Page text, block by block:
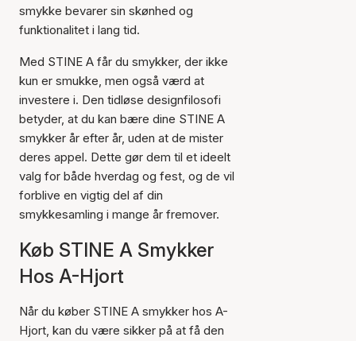
smykke bevarer sin skønhed og
funktionalitet i lang tid.
Med STINE A får du smykker, der ikke
kun er smukke, men også værd at
investere i. Den tidløse designfilosofi
betyder, at du kan bære dine STINE A
smykker år efter år, uden at de mister
deres appel. Dette gør dem til et ideelt
valg for både hverdag og fest, og de vil
forblive en vigtig del af din
smykkesamling i mange år fremover.
Køb STINE A Smykker
Hos A-Hjort
Når du køber STINE A smykker hos A-
Hjort, kan du være sikker på at få den